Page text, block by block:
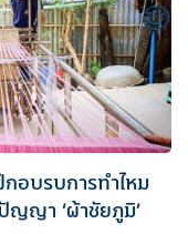
อบรบการทำไหม
ญญา ‘ผ้าชัยภูมิ’